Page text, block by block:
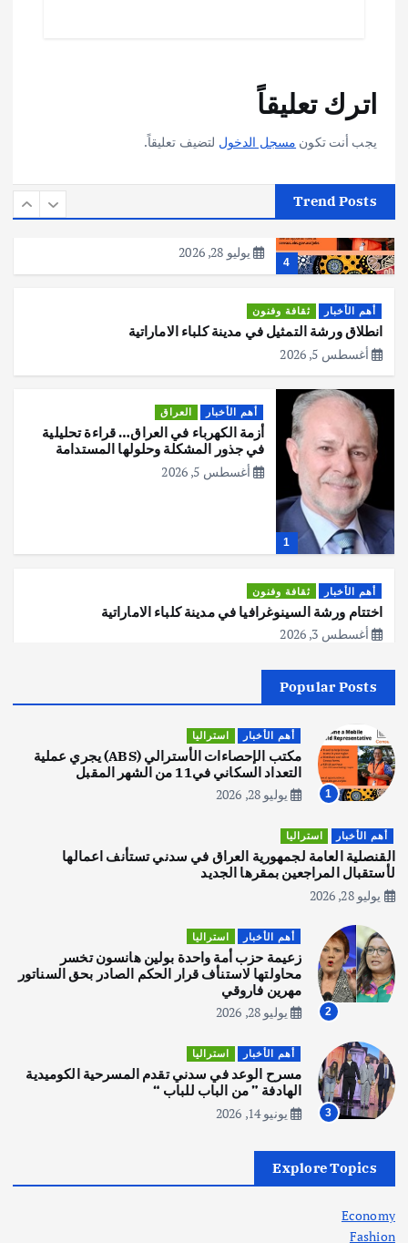
اترك تعليقاً
يجب أنت تكون مسجل الدخول لتضيف تعليقاً.
Trend Posts
هوي آن… مدينة الفوانيس وسحر التاريخ
4
مكتب الإحصاءات الأسترالي (ABS) يجري
عملية التعداد السكاني في11 من الشهر
يوليو 28, 2026
أهم الأخبار ثقافة وفنون
انطلاق ورشة التمثيل في مدينة كلباء الاماراتية
أغسطس 5, 2026
1
أهم الأخبار العراق
أزمة الكهرباء في العراق… قراءة تحليلية
في جذور المشكلة وحلولها المستدامة
أغسطس 5, 2026
أهم الأخبار ثقافة وفنون
اختتام ورشة السينوغرافيا في مدينة كلباء الاماراتية
أغسطس 3, 2026
2
اصبح بطلاً لأستراليا بلعبة كمال الاجسام
يوليو 30, 2026
3
يوليو 30, 2026
4
المقبل
يوليو 28, 2026
أهم الأخبار ثقافة وفنون
انطلاق ورشة التمثيل في مدينة كلباء الاماراتية
أغسطس 5, 2026
في جذور المشكلة وحلولها المستدامة
Popular Posts
1
أهم الأخبار استراليا
مكتب الإحصاءات الأسترالي (ABS) يجري عملية
التعداد السكاني في11 من الشهر المقبل
يوليو 28, 2026
أهم الأخبار استراليا
القنصلية العامة لجمهورية العراق في سدني تستأنف اعمالها
لأستقبال المراجعين بمقرها الجديد
يوليو 28, 2026
2
أهم الأخبار استراليا
زعيمة حزب أمة واحدة بولين هانسون تخسر
محاولتها لاستنأف قرار الحكم الصادر بحق السناتور
مهرين فاروقي
يوليو 28, 2026
3
أهم الأخبار استراليا
مسرح الوعد في سدني تقدم المسرحية الكوميدية
الهادفة ” من الباب للباب “
يونيو 14, 2026
Explore Topics
Economy
Fashion